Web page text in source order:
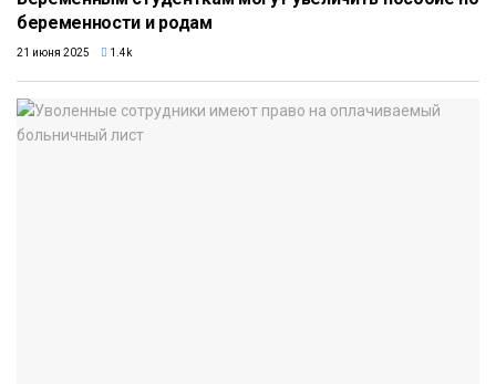
беременности и родам
21 июня 2025 1.4k